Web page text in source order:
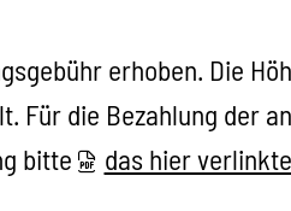
erhoben. Die
Für die Bezahlung der
bitte
das hier verlinkte